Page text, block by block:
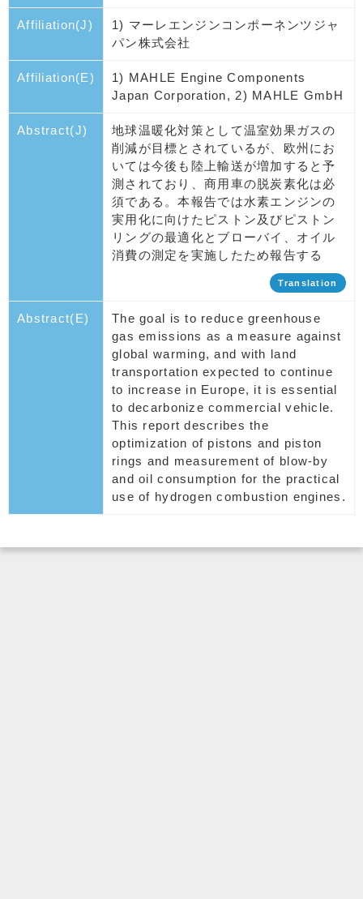
Affiliation(J)
1) マーレエンジンコンポーネンツジャ
パン株式会社
Affiliation(E)
1) MAHLE Engine Components
Japan Corporation, 2) MAHLE GmbH
Abstract(J)
地球温暖化対策として温室効果ガスの
削減が目標とされているが、欧州にお
いては今後も陸上輸送が増加すると予
測されており、商用車の脱炭素化は必
須である。本報告では水素エンジンの
実用化に向けたピストン及びピストン
リングの最適化とブローバイ、オイル
消費の測定を実施したため報告する
Translation
Abstract(E)
The goal is to reduce greenhouse
gas emissions as a measure against
global warming, and with land
transportation expected to continue
to increase in Europe, it is essential
to decarbonize commercial vehicle.
This report describes the
optimization of pistons and piston
rings and measurement of blow-by
and oil consumption for the practical
use of hydrogen combustion engines.